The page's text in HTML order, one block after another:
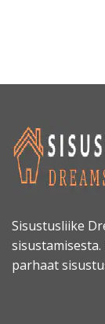
Sisustusliike
parhaat